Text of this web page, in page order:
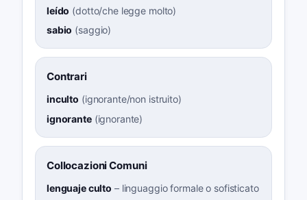
leído (dotto/che legge molto)
sabio (saggio)
Contrari
inculto (ignorante/non istruito)
ignorante(ignorante)
Collocazioni Comuni
lenguaje culto – linguaggio formale o sofisticato